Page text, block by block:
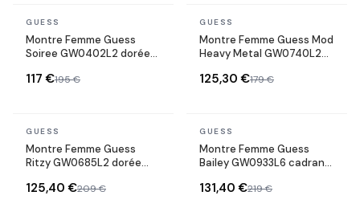
En stock
GUESS
Montre Femme Guess
Soiree GW0402L2 dorée
bracelet maille milanaise
117 €195 €
En stock
GUESS
Montre Femme Guess Mod
Heavy Metal GW0740L2
Link cadran vert
125,30 €179 €
En stock
GUESS
Montre Femme Guess
Ritzy GW0685L2 dorée
125,40 €209 €
En stock
GUESS
Montre Femme Guess
Bailey GW0933L6 cadran
131,40 €219 €